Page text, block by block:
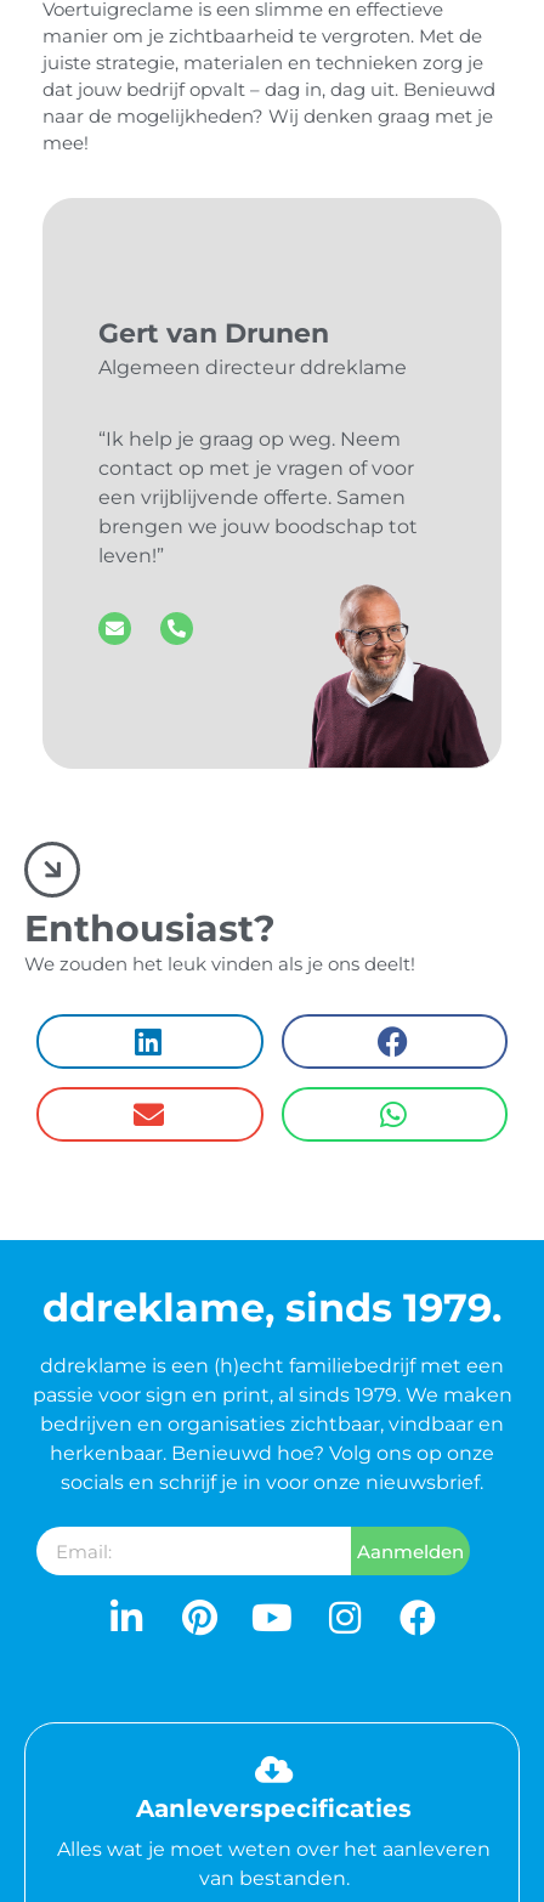
Voertuigreclame is een slimme en effectieve
manier om je zichtbaarheid te vergroten. Met de
juiste strategie, materialen en technieken zorg je
dat jouw bedrijf opvalt – dag in, dag uit. Benieuwd
naar de mogelijkheden? Wij denken graag met je
mee!
Gert van Drunen
Algemeen directeur ddreklame
“Ik help je graag op weg. Neem
contact op met je vragen of voor
een vrijblijvende offerte. Samen
brengen we jouw boodschap tot
leven!”
Enthousiast?
We zouden het leuk vinden als je ons deelt!
ddreklame, sinds 1979.
ddreklame is een (h)echt familiebedrijf met een
passie voor sign en print, al sinds 1979. We maken
bedrijven en organisaties zichtbaar, vindbaar en
herkenbaar. Benieuwd hoe? Volg ons op onze
socials en schrijf je in voor onze nieuwsbrief.
Aanmelden
Aanleverspecificaties
Alles wat je moet weten over het aanleveren
van bestanden.